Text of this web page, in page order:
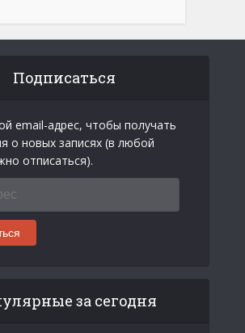
Подписаться
email-адрес, чтобы получать
о новых записях (в любой
отписаться).
за сегодня